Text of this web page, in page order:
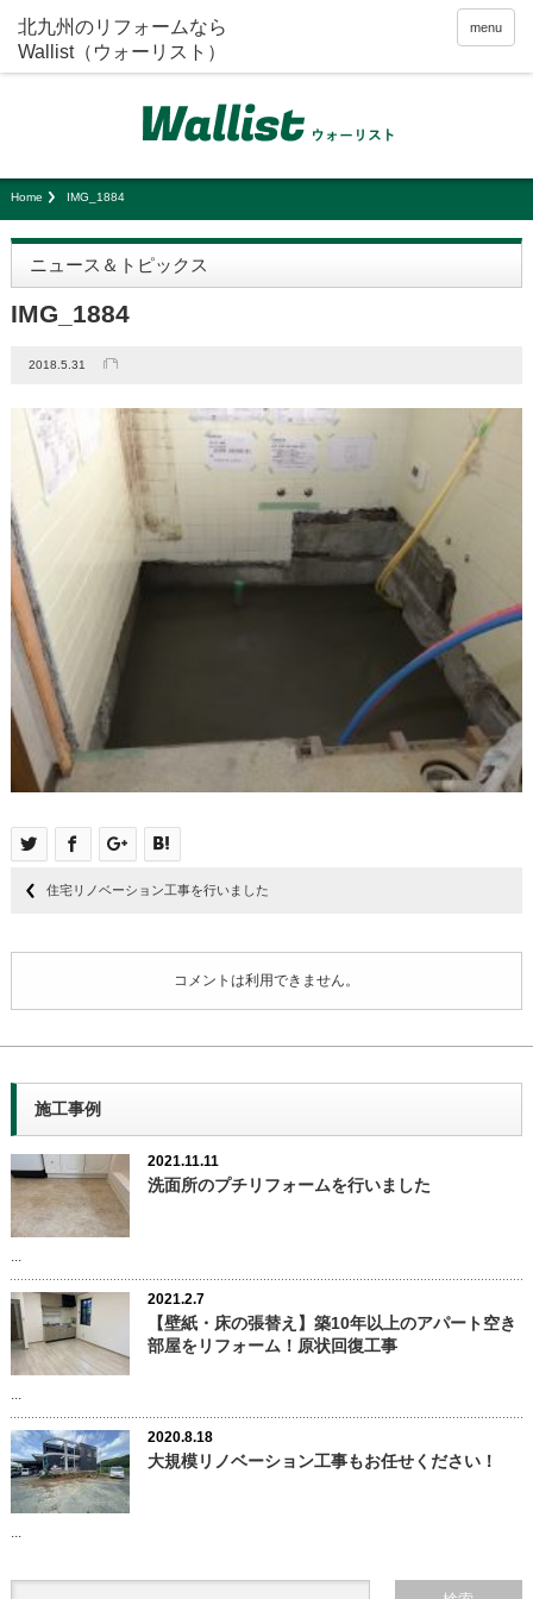
menu
Home IMG_1884
ニュース＆トピックス
IMG_1884
2018.5.31
住宅リノベーション工事を行いました
コメントは利用できません。
施工事例
2021.11.11
洗面所のプチリフォームを行いました
2021.2.7
【壁紙・床の張替え】築10年以上のアパート空き
部屋をリフォーム！原状回復工事
2020.8.18
大規模リノベーション工事もお任せください！